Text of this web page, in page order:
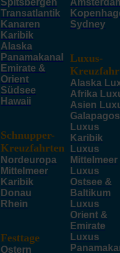
Spitsbergen
Transatlantik
Kanaren
Karibik
Alaska
Panamakanal
Emirate &
Orient
Südsee
Hawaii
Schnupper-
Kreuzfahrten
Nordeuropa
Mittelmeer
Karibik
Donau
Rhein
Festtage
Ostern
Sydney
Luxus-
Alaska
Afrika
Asien
Galapagos
Luxus
Karibik
Luxus
Mittelmeer
Luxus
Ostsee &
Baltikum
Luxus
Orient &
Emirate
Luxus